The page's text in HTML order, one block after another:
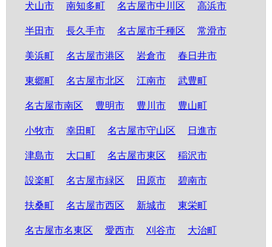
犬山市 南知多町 名古屋市中川区 高浜市
半田市 長久手市 名古屋市千種区 常滑市
美浜町 名古屋市港区 岩倉市 春日井市
東郷町 名古屋市北区 江南市 武豊町
名古屋市南区 豊明市 豊川市 豊山町
小牧市 幸田町 名古屋市守山区 日進市
津島市 大口町 名古屋市東区 稲沢市
設楽町 名古屋市緑区 田原市 碧南市
扶桑町 名古屋市西区 新城市 東栄町
名古屋市名東区 愛西市 刈谷市 大治町